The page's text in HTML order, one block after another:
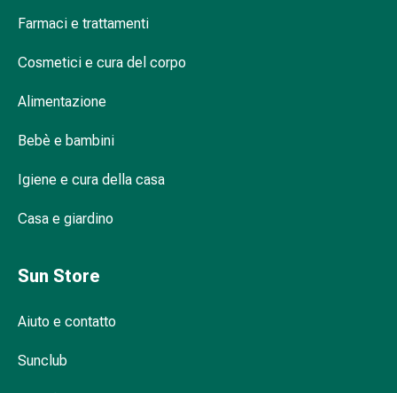
del
Terapia
calore
sonno
tranquillità
sonno
Notti spensierate con i pannolini notturni
Naty: pannolini sostenibili per genitori
attenti all'ambiente
pannolino?
o dopo l'allattamento?
Farmaci e trattamenti
Cosmetici e cura del corpo
Alimentazione
Bebè e bambini
Igiene e cura della casa
Casa e giardino
Sun Store
Aiuto e contatto
Sunclub